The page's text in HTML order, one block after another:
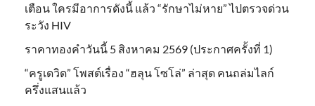
เตือน ใครมีอาการดังนี้ แล้ว “รักษาไม่หาย” ไปตรวจด่วน
ระวัง HIV
ราคาทองคำวันนี้ 5 สิงหาคม 2569 (ประกาศครั้งที่ 1)
“ครูเดวิด” โพสต์เรื่อง “ฮลุน โซโล่” ล่าสุด คนถล่มไลก์
ครึ่งแสนแล้ว